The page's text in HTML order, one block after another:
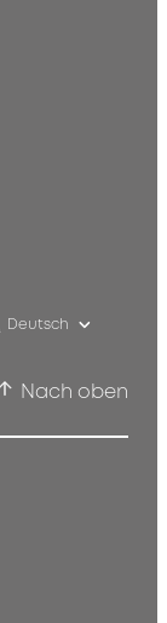
Deutsch
Nach oben